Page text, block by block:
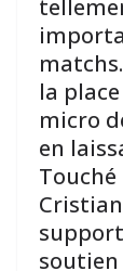
la
micro
en
Touché
soutien